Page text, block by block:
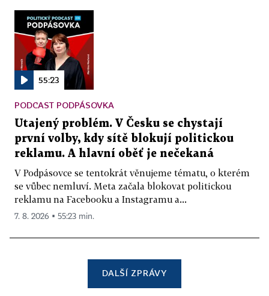
55:23
PODCAST PODPÁSOVKA
Utajený problém. V Česku se chystají
první volby, kdy sítě blokují politickou
reklamu. A hlavní oběť je nečekaná
V Podpásovce se tentokrát věnujeme tématu, o kterém
se vůbec nemluví. Meta začala blokovat politickou
reklamu na Facebooku a Instagramu a...
7. 8. 2026 ▪ 55:23 min.
DALŠÍ ZPRÁVY